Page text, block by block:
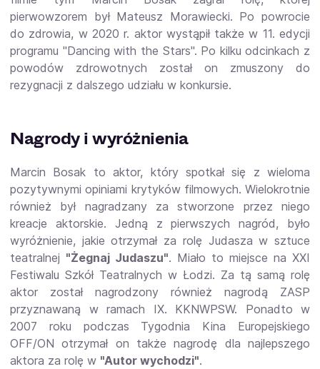
pierwowzorem był Mateusz Morawiecki. Po powrocie
do zdrowia, w 2020 r. aktor wystąpił także w 11. edycji
programu "Dancing with the Stars". Po kilku odcinkach z
powodów zdrowotnych został on zmuszony do
rezygnacji z dalszego udziału w konkursie.
Nagrody i wyróżnienia
Marcin Bosak to aktor, który spotkał się z wieloma
pozytywnymi opiniami krytyków filmowych. Wielokrotnie
również był nagradzany za stworzone przez niego
kreacje aktorskie. Jedną z pierwszych nagród, było
wyróżnienie, jakie otrzymał za rolę Judasza w sztuce
teatralnej "Żegnaj Judaszu". Miało to miejsce na XXI
Festiwalu Szkół Teatralnych w Łodzi. Za tą samą rolę
aktor został nagrodzony również nagrodą ZASP
przyznawaną w ramach IX. KKNWPSW. Ponadto w
2007 roku podczas Tygodnia Kina Europejskiego
OFF/ON otrzymał on także nagrodę dla najlepszego
aktora za rolę w "Autor wychodzi".